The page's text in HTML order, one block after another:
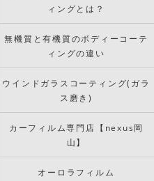
ィングとは？
無機質と有機質のボディーコーテ
ィングの違い
ウインドガラスコーティング(ガラ
ス磨き)
カーフィルム専門店【nexus岡
山】
オーロラフィルム